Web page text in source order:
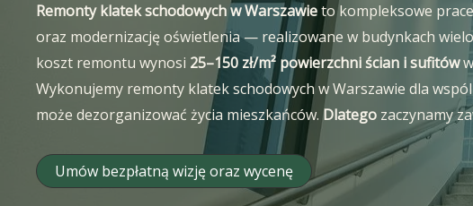
Remonty klatek schodowych w Warszawieto kompleksowe
oraz modernizację oświetlenia — realizowane w budynkach
koszt remontu wynosi 25–150 zł/m² powierzchni ścian i sufitów
Wykonujemy remonty klatek schodowych w Warszawie dla
może dezorganizować życia mieszkańców. Dlatego zaczynamy
Umów bezpłatną wizję oraz wycenę